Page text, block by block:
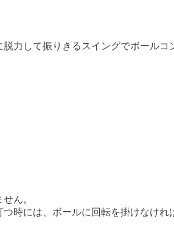
力して振りきるスイングでボールコ
ん。
時には、ボールに回転を掛けなけ